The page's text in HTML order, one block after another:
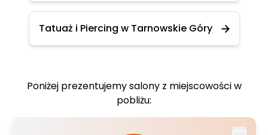
Tatuaż i Piercing w Tarnowskie Góry
Poniżej prezentujemy salony z miejscowości w
pobliżu: